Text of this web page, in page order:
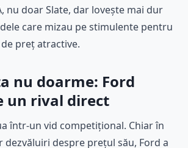
nu doar Slate, dar lovește mai dur
care mizau pe stimulente pentru
preț atractive.
nu doarme: Ford
un rival direct
într-un vid competițional. Chiar în
dezvăluiri despre prețul său, Ford a